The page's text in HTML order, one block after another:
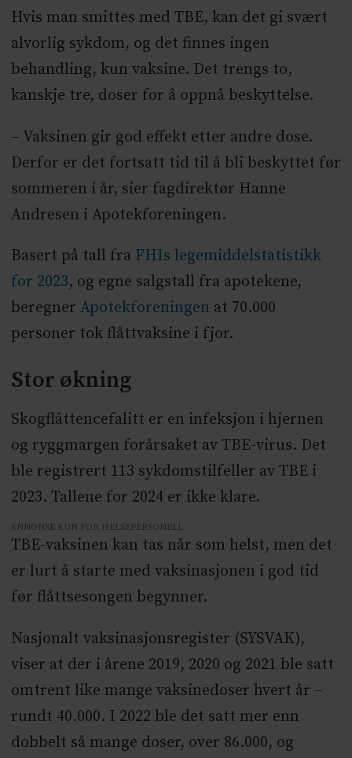
Hvis man smittes med TBE, kan det gi svært
alvorlig sykdom, og det finnes ingen
behandling, kun vaksine. Det trengs to,
kanskje tre, doser for å oppnå beskyttelse.
– Vaksinen gir god effekt etter andre dose.
Derfor er det fortsatt tid til å bli beskyttet før
sommeren i år, sier fagdirektør Hanne
Andresen i Apotekforeningen.
Basert på tall fra FHIs legemiddelstatistikk
for 2023, og egne salgstall fra apotekene,
beregner Apotekforeningen at 70.000
personer tok flåttvaksine i fjor.
Stor økning
Skogflåttencefalitt er en infeksjon i hjernen
og ryggmargen forårsaket av TBE-virus. Det
ble registrert 113 sykdomstilfeller av TBE i
2023. Tallene for 2024 er ikke klare.
ANNONSE KUN FOR HELSEPERSONELL
TBE-vaksinen kan tas når som helst, men det
er lurt å starte med vaksinasjonen i god tid
før flåttsesongen begynner.
Nasjonalt vaksinasjonsregister (SYSVAK),
viser at der i årene 2019, 2020 og 2021 ble satt
omtrent like mange vaksinedoser hvert år –
rundt 40.000. I 2022 ble det satt mer enn
dobbelt så mange doser, over 86.000, og